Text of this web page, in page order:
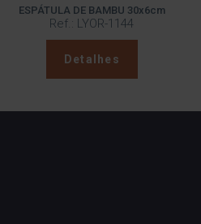
ESPÁTULA DE BAMBU 30x6cm
Ref.: LYOR-1144
Detalhes